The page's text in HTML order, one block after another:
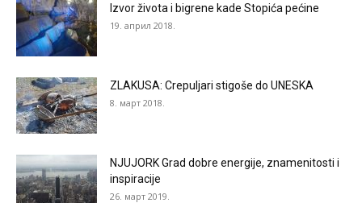
Izvor života i bigrene kade Stopića pećine
19. април 2018.
ZLAKUSA: Crepuljari stigoše do UNESKA
8. март 2018.
NJUJORK Grad dobre energije, znamenitosti i
inspiracije
26. март 2019.